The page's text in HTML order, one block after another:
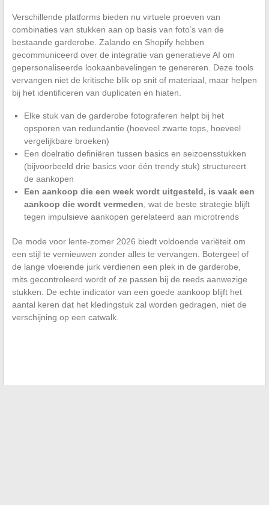
Verschillende platforms bieden nu virtuele proeven van
combinaties van stukken aan op basis van foto’s van de
bestaande garderobe. Zalando en Shopify hebben
gecommuniceerd over de integratie van generatieve AI om
gepersonaliseerde lookaanbevelingen te genereren. Deze tools
vervangen niet de kritische blik op snit of materiaal, maar helpen
bij het identificeren van duplicaten en hiaten.
Elke stuk van de garderobe fotograferen helpt bij het
opsporen van redundantie (hoeveel zwarte tops, hoeveel
vergelijkbare broeken)
Een doelratio definiëren tussen basics en seizoensstukken
(bijvoorbeeld drie basics voor één trendy stuk) structureert
de aankopen
Een aankoop die een week wordt uitgesteld, is vaak een
aankoop die wordt vermeden, wat de beste strategie blijft
tegen impulsieve aankopen gerelateerd aan microtrends
De mode voor lente-zomer 2026 biedt voldoende variëteit om
een stijl te vernieuwen zonder alles te vervangen. Botergeel of
de lange vloeiende jurk verdienen een plek in de garderobe,
mits gecontroleerd wordt of ze passen bij de reeds aanwezige
stukken. De echte indicator van een goede aankoop blijft het
aantal keren dat het kledingstuk zal worden gedragen, niet de
verschijning op een catwalk.